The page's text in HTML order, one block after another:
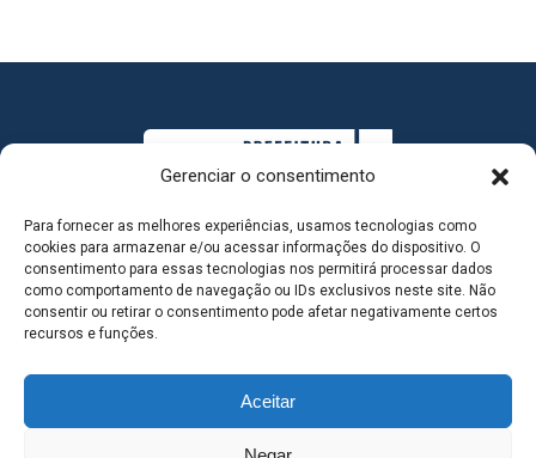
Gerenciar o consentimento
Para fornecer as melhores experiências, usamos tecnologias como
cookies para armazenar e/ou acessar informações do dispositivo. O
consentimento para essas tecnologias nos permitirá processar dados
como comportamento de navegação ou IDs exclusivos neste site. Não
consentir ou retirar o consentimento pode afetar negativamente certos
recursos e funções.
Aceitar
MAPA DO SITE